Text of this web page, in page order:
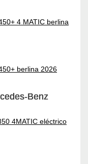
4 MATIC berlina
berlina 2026
Benz
4MATIC eléctrico